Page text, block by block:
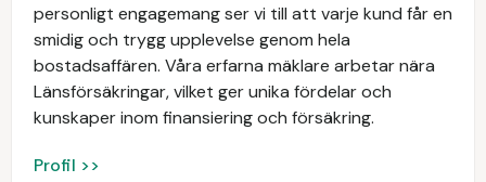
personligt engagemang ser vi till att varje kund får en
smidig och trygg upplevelse genom hela
bostadsaffären. Våra erfarna mäklare arbetar nära
Länsförsäkringar, vilket ger unika fördelar och
kunskaper inom finansiering och försäkring.
Profil >>